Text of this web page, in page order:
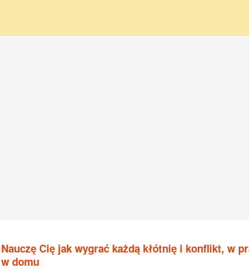
Nauczę Cię jak wygrać każdą kłótnię i konflikt, w
w domu